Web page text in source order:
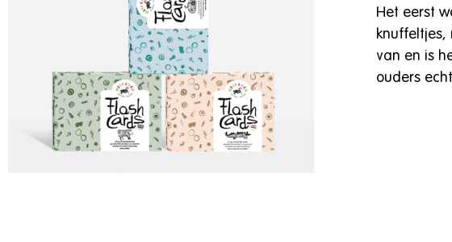
Het eerst
knuffeltjes,
van en is
ouders